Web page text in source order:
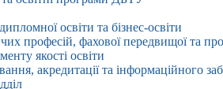
освіти та бізнес-освіти
професій, фахової передвищої та
якості освіти
акредитації та інформаційного